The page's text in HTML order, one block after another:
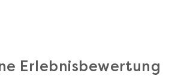
Erlebnisbewertung